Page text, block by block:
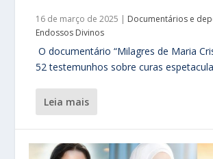
16 de março de 2025 | Documentários e
Endossos Divinos
O documentário “Milagres de Maria
52 testemunhos sobre curas
leia mais